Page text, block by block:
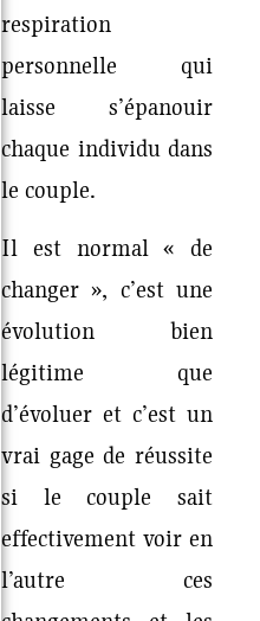
respiration
personnelle qui
laisse s’épanouir
chaque individu dans
le couple.
Il est normal « de
changer », c’est une
évolution bien
légitime que
d’évoluer et c’est un
vrai gage de réussite
si le couple sait
effectivement voir en
l’autre ces